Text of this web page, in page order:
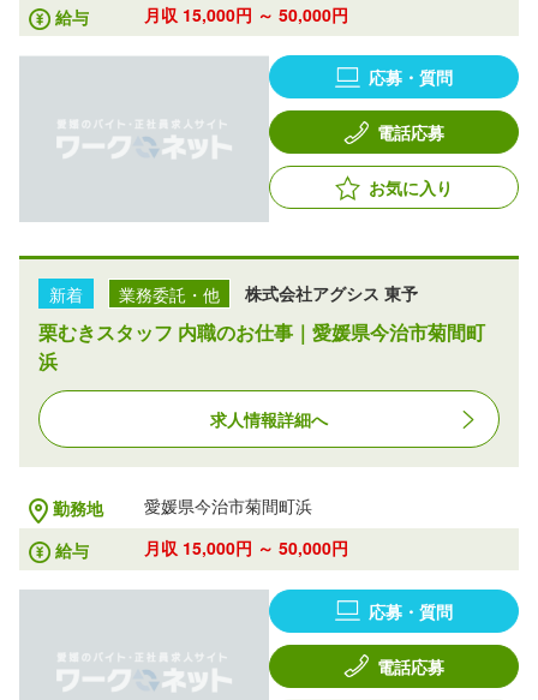
給与
月収 15,000円 ～ 50,000円
応募・質問
電話応募
お気に入り
新着 業務委託・他 株式会社アグシス 東予
栗むきスタッフ 内職のお仕事｜愛媛県今治市菊間町
浜
求人情報詳細へ
勤務地
愛媛県今治市菊間町浜
給与
月収 15,000円 ～ 50,000円
応募・質問
電話応募